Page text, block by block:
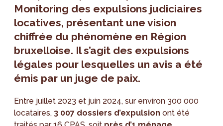
Monitoring des expulsions judiciaires
locatives, présentant une vision
chiffrée du phénomène en Région
bruxelloise. Il s’agit des expulsions
légales pour lesquelles un avis a été
émis par un juge de paix.
Entre juillet 2023 et juin 2024, sur environ 300 000
locataires, 3 007 dossiers d’expulsion ont été